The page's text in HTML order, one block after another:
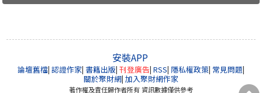
安裝APP
論壇舊檔| 認證作家| 書籍出版| 刊登廣告| RSS| 隱私權政策| 常見問題|
關於聚財網| 加入聚財網作家
著作權及責任歸作者所有 資訊數據僅供參考